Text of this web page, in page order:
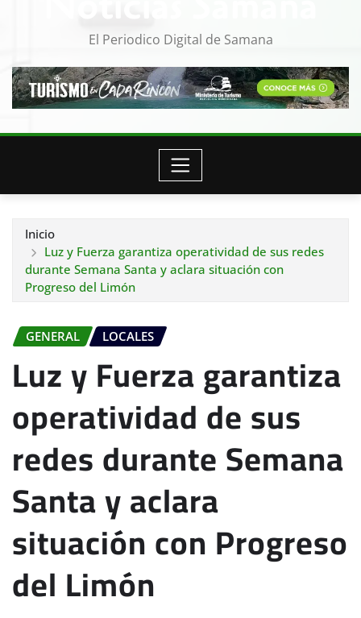
El Periodico Digital de Samana
Inicio
Luz y Fuerza garantiza operatividad de sus redes
durante Semana Santa y aclara situación con
Progreso del Limón
GENERAL LOCALES
Luz y Fuerza garantiza
operatividad de sus
redes durante Semana
Santa y aclara
situación con Progreso
del Limón